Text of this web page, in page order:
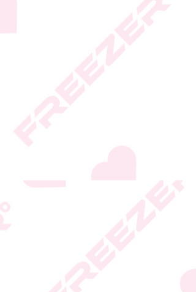
* ט.ל.ח.